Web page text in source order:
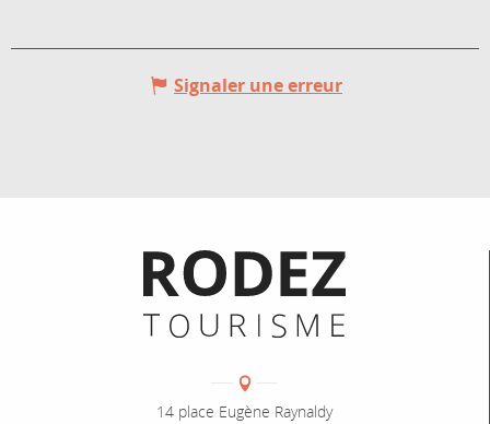
Signaler une erreur
Informations pratiques
Adresse :
14 place Eugène Raynaldy